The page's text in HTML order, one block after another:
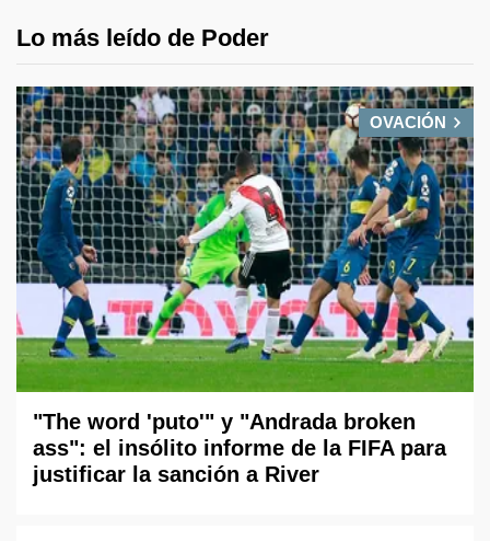
Lo más leído de Poder
OVACIÓN
"The word 'puto'" y "Andrada broken
ass": el insólito informe de la FIFA para
justificar la sanción a River